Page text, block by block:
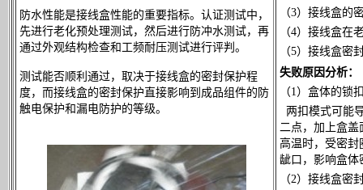
防水性能是接线盒性能的重要指标。认证测试中，
先进行老化预处理测试，然后进行防冲水测试，再
通过外观结构检查和工频耐压测试进行评判。
测试能否顺利通过，取决于接线盒的密封保护程
度，而接线盒的密封保护直接影响到成品组件的防
触电保护和漏电防护的等级。
（3）接线盒的
（4）接线盒在
（5）接线盒密
失败原因分析：
（1）盒体的锁
两扣模式可能
二点，加上盒盖
高温时，受密
龇口，影响盒体
（2）接线盒密